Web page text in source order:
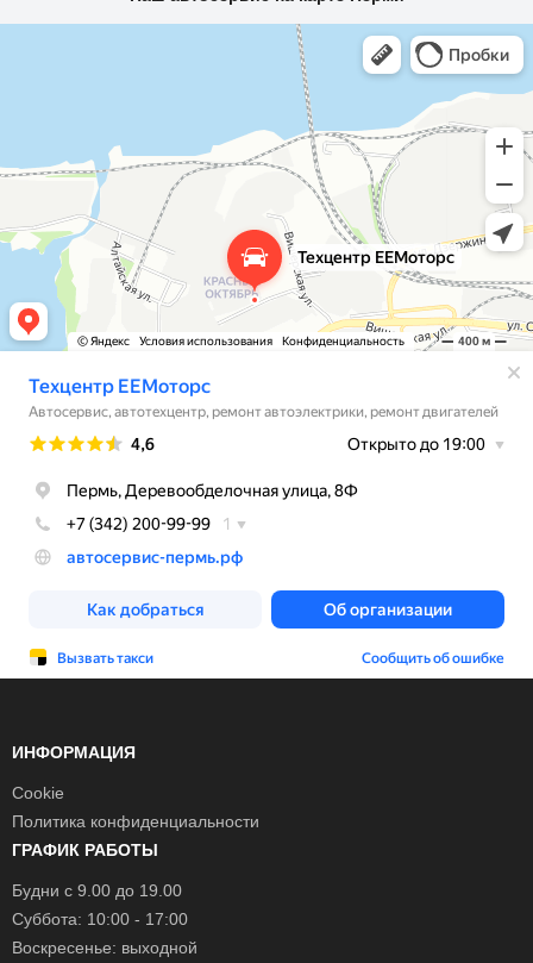
ИНФОРМАЦИЯ
Cookie
Политика конфиденциальности
ГРАФИК РАБОТЫ
Будни с 9.00 до 19.00
Суббота: 10:00 - 17:00
Воскресенье: выходной